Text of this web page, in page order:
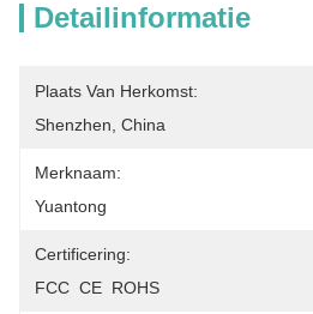
Detailinformatie
Plaats Van Herkomst:
Shenzhen, China
Merknaam:
Yuantong
Certificering:
FCC  CE  ROHS